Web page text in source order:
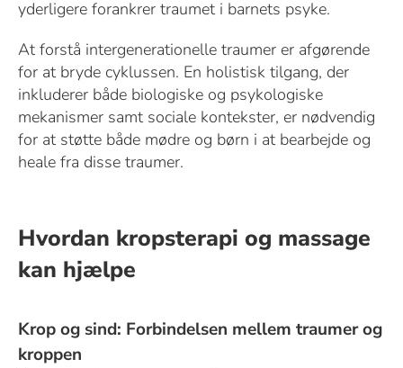
yderligere forankrer traumet i barnets psyke.
At forstå intergenerationelle traumer er afgørende
for at bryde cyklussen. En holistisk tilgang, der
inkluderer både biologiske og psykologiske
mekanismer samt sociale kontekster, er nødvendig
for at støtte både mødre og børn i at bearbejde og
heale fra disse traumer.
Hvordan kropsterapi og massage
kan hjælpe
Krop og sind: Forbindelsen mellem traumer og
kroppen